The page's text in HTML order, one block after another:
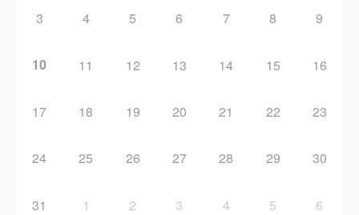
3 4 5 6 7 8 9
10 11 12 13 14 15 16
17 18 19 20 21 22 23
24 25 26 27 28 29 30
31 1 2 3 4 5 6